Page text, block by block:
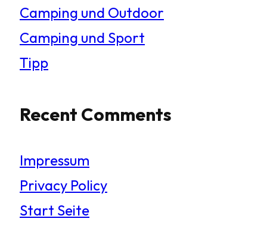
Camping und Outdoor
Camping und Sport
Tipp
Recent Comments
Impressum
Privacy Policy
Start Seite